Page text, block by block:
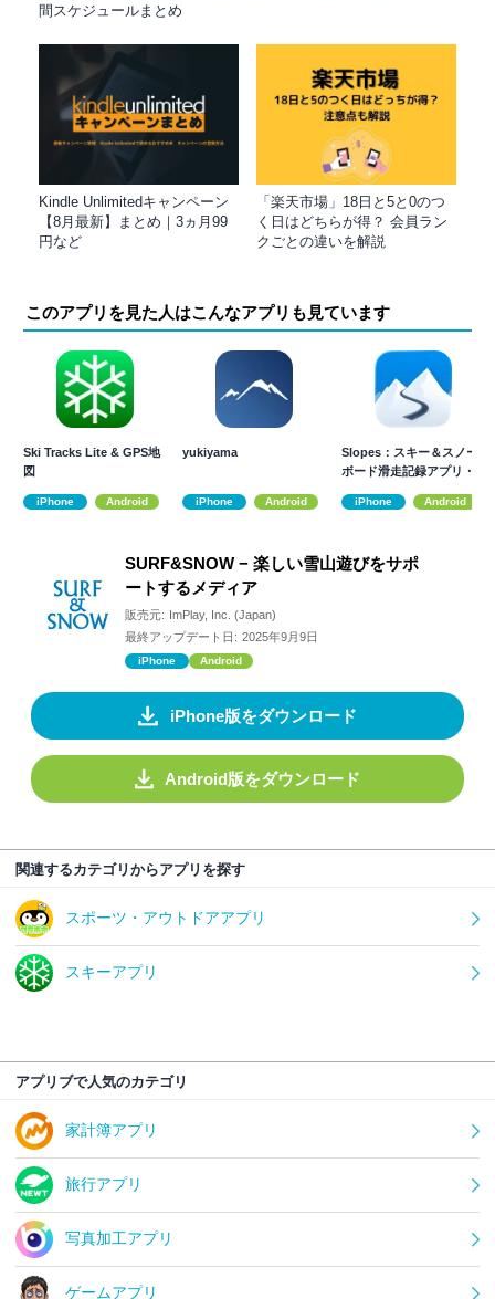
間スケジュールまとめ
Kindle Unlimitedキャンペーン
【8月最新】まとめ｜3ヵ月99
円など
「楽天市場」18日と5と0のつ
く日はどちらが得？ 会員ラン
クごとの違いを解説
このアプリを見た人はこんなアプリも見ています
Ski Tracks Lite & GPS地
図
iPhone Android
yukiyama
iPhone Android
Slopes：スキー＆スノー
ボード滑走記録アプリ・
iPhone Android
SURF&SNOW − 楽しい雪山遊びをサポ
ートするメディア
販売元:
ImPlay, Inc. (Japan)
最終アップデート日: 2025年9月9日
iPhone Android
iPhone版をダウンロード
Android版をダウンロード
関連するカテゴリからアプリを探す
スポーツ・アウトドアアプリ
スキーアプリ
アプリブで人気のカテゴリ
家計簿アプリ
旅行アプリ
写真加工アプリ
ゲームアプリ